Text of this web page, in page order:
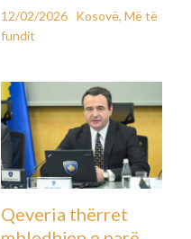
12/02/2026 Kosovë, Më të
fundit
Qeveria thërret